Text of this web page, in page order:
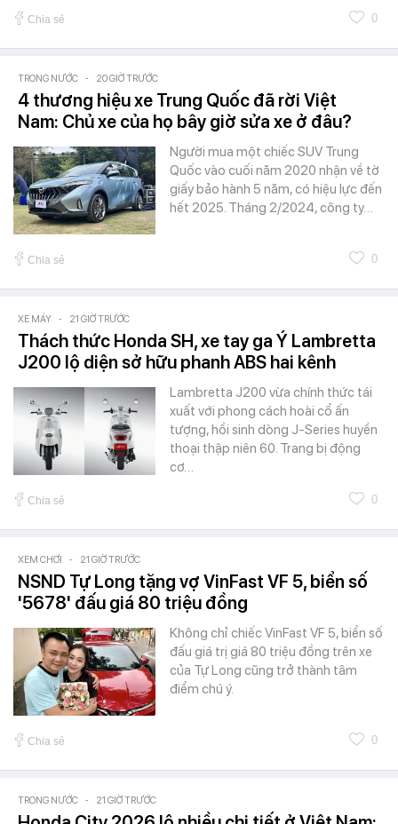
Chia sẻ 0
TRONG NƯỚC - 20 GIỜ TRƯỚC
4 thương hiệu xe Trung Quốc đã rời Việt
Nam: Chủ xe của họ bây giờ sửa xe ở đâu?
Người mua một chiếc SUV Trung
Quốc vào cuối năm 2020 nhận về tờ
giấy bảo hành 5 năm, có hiệu lực đến
hết 2025. Tháng 2/2024, công ty…
Chia sẻ 0
XE MÁY - 21 GIỜ TRƯỚC
Thách thức Honda SH, xe tay ga Ý Lambretta
J200 lộ diện sở hữu phanh ABS hai kênh
Lambretta J200 vừa chính thức tái
xuất với phong cách hoài cổ ấn
tượng, hồi sinh dòng J-Series huyền
thoại thập niên 60. Trang bị động
cơ…
Chia sẻ 0
XEM CHƠI - 21 GIỜ TRƯỚC
NSND Tự Long tặng vợ VinFast VF 5, biển số
'5678' đấu giá 80 triệu đồng
Không chỉ chiếc VinFast VF 5, biển số
đấu giá trị giá 80 triệu đồng trên xe
của Tự Long cũng trở thành tâm
điểm chú ý.
Chia sẻ 0
TRONG NƯỚC - 21 GIỜ TRƯỚC